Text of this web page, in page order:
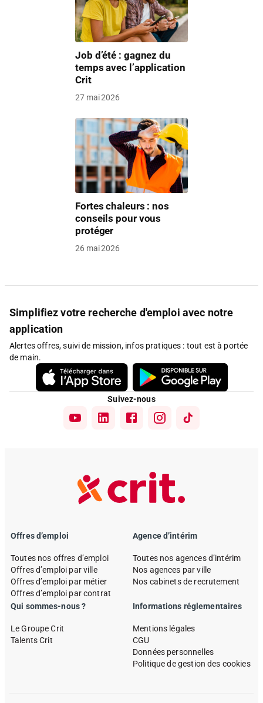
Job d’été : gagnez du
temps avec l’application
Crit
27 mai 2026
Fortes chaleurs : nos
conseils pour vous
protéger
26 mai 2026